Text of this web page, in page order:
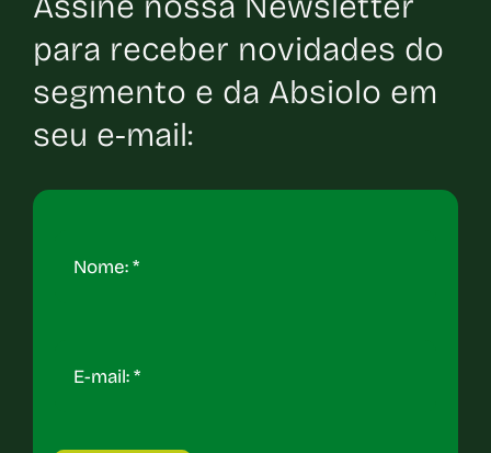
para receber novidades do
segmento e da Absiolo em
seu e-mail: